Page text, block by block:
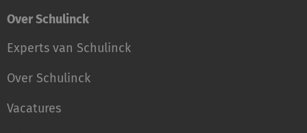
Over Schulinck
Experts van Schulinck
Over Schulinck
Vacatures